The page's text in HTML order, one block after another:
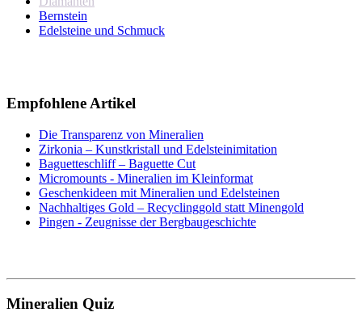
Bernstein
Edelsteine und Schmuck
Empfohlene Artikel
Die Transparenz von Mineralien
Zirkonia – Kunstkristall und Edelsteinimitation
Baguetteschliff – Baguette Cut
Micromounts - Mineralien im Kleinformat
Geschenkideen mit Mineralien und Edelsteinen
Nachhaltiges Gold – Recyclinggold statt Minengold
Pingen - Zeugnisse der Bergbaugeschichte
Mineralien Quiz